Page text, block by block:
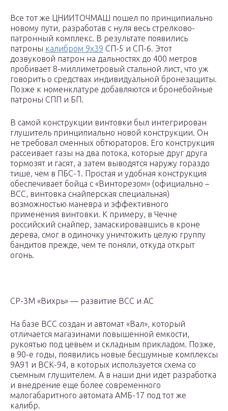
Все тот же ЦНИИТОЧМАШ пошел по принципиально
новому пути, разработав с нуля весь стрелково-
патронный комплекс. В результате появились
патроны калибром 9х39 СП-5 и СП-6. Этот
дозвуковой патрон на дальностях до 400 метров
пробивает 8-миллиметровый стальной лист, что уж
говорить о средствах индивидуальной бронезащиты.
Позже к номенклатуре добавляются и бронебойные
патроны СПП и БП.
В самой конструкции винтовки был интегрирован
глушитель принципиально новой конструкции. Он
не требовал сменных обтюраторов. Его конструкция
рассеивает газы на два потока, которые друг друга
тормозят и гасят, а затем выводятся наружу гораздо
тише, чем в ПБС-1. Простая и удобная конструкция
обеспечивает бойца с «Винторезом» (официально –
ВСС, винтовка снайперская специальная)
возможностью маневра и эффективного
применения винтовки. К примеру, в Чечне
российский снайпер, замаскировавшись в кроне
дерева, смог в одиночку уничтожить целую группу
бандитов прежде, чем те поняли, откуда открыт
огонь.
СР-3М «Вихрь» — развитие ВСС и АС
На базе ВСС создан и автомат «Вал», который
отличается магазинами повышенной емкости,
рукоятью под цевьем и складным прикладом. Позже,
в 90-е годы, появились новые бесшумные комплексы
9А91 и ВСК-94, в которых используется схема со
съемным глушителем. А в наши дни идет разработка
и внедрение еще более современного
малогабаритного автомата АМБ-17 под тот же
калибр.